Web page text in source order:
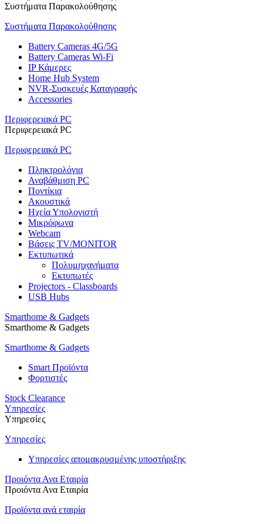
Συστήματα Παρακολούθησης
Συστήματα Παρακολούθησης
Battery Cameras 4G/5G
Battery Cameras Wi-Fi
IP Κάμερες
Home Hub System
NVR-Συσκευές Καταγραφής
Accessories
Περιφερειακά PC
Περιφερειακά PC
Περιφερειακά PC
Πληκτρολόγια
Αναβάθμιση PC
Ποντίκια
Ακουστικά
Ηχεία Υπολογιστή
Μικρόφωνα
Webcam
Βάσεις TV/MONITOR
Εκτυπωτικά
Πολυμηχανήματα
Εκτυπωτές
Projectors - Classboards
USB Hubs
Smarthome & Gadgets
Smarthome & Gadgets
Smarthome & Gadgets
Smart Προϊόντα
Φορτιστές
Stock Clearance
Υπηρεσίες
Υπηρεσίες
Υπηρεσίες
Υπηρεσίες απομακρυσμένης υποστήριξης
Προιόντα Ανα Εταιρία
Προιόντα Ανα Εταιρία
Προϊόντα ανά εταιρία